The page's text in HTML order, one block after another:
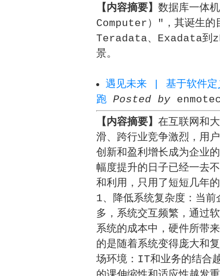
【内容摘要】 数据库一体
Computer）"，其诞生的
Teradata、Exadata到
景。
遇见未来 | 基于软件定
跑 Posted by
【内容摘要】 在互联网和
滑、跨行业竞争激烈，用
创新和盈利增长成为企业
幅度提升的日子已经一去
和利用，只用了短短几年
1、降低系统复杂度：当
多，系统交互频繁，通过
系统的成本中，硬件所带
的是随着系统变得庞大和
场环境：IT和业务的结合